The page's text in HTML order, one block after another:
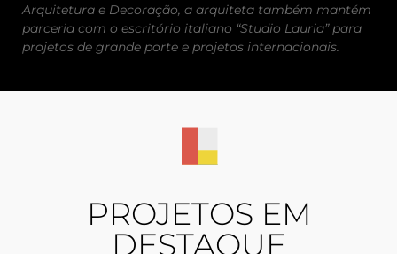
Arquitetura e Decoração, a arquiteta também mantém
parceria com o escritório italiano “Studio Lauria” para
projetos de grande porte e projetos internacionais.
PROJETOS EM
DESTAQUE